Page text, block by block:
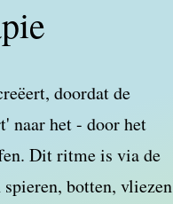
doordat de
naar het - door het
Dit ritme is via de
botten, vliezen